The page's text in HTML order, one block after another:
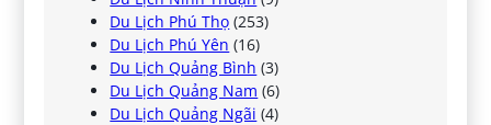
Du Lịch Phú Thọ (253)
Du Lịch Phú Yên (16)
Du Lịch Quảng Bình (3)
Du Lịch Quảng Nam (6)
Du Lịch Quảng Ngãi (4)